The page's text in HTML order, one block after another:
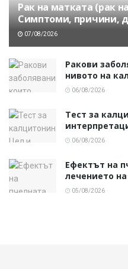
Рак на матката (рак
Симптоми, причини,
07/08/2026
Ракови
нивото на
06/08/2026
Тест за
06/08/2026
Ефектът на
лечението
05/08/2026